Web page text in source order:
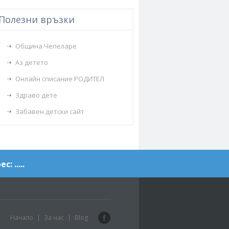
връзки
Община Чепеларе
Аз детето
Онлайн списание РОДИТЕЛ
Здраво дете
Забавен детски сайт
.....
Начало За нас Blog